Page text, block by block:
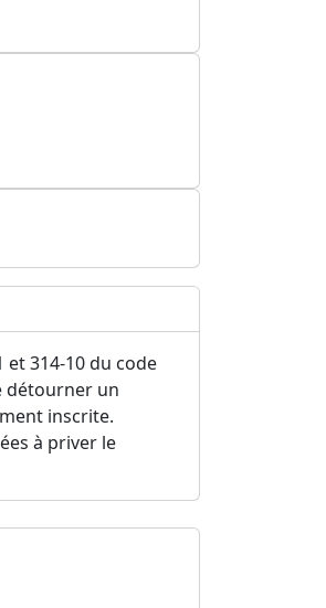
et 314-10 du code
détourner un
inscrite.
à priver le